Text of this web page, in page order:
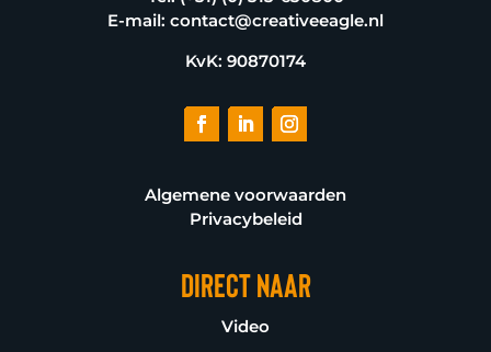
E-mail: contact@creativeeagle.nl
KvK: 90870174
Algemene voorwaarden
Privacybeleid
Direct naar
Video